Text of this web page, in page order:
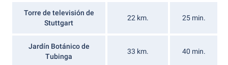
Torre de televisión de
Stuttgart
22 km. 25 min.
Jardín Botánico de
Tubinga
33 km. 40 min.